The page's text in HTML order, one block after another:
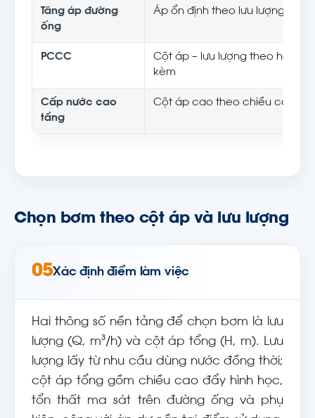
Tăng áp đường
ống
Áp ổn định theo lưu lượng thay
PCCC
Cột áp – lưu lượng theo hồ sơ
kèm
Cấp nước cao
tầng
Cột áp cao theo chiều cao;
Chọn bơm theo cột áp và lưu lượng
05Xác định điểm làm việc
Hai thông số nền tảng để chọn bơm là lưu
lượng (Q, m³/h) và cột áp tổng (H, m). Lưu
lượng lấy từ nhu cầu dùng nước đồng thời;
cột áp tổng gồm chiều cao đẩy hình học,
tổn thất ma sát trên đường ống và phụ